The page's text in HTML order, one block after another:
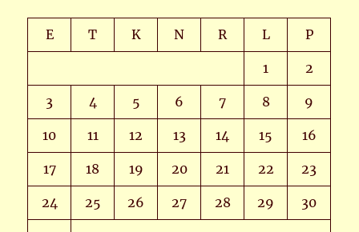
E T K N R L P
1 2
3 4 5 6 7 8 9
10 11 12 13 14 15 16
17 18 19 20 21 22 23
24 25 26 27 28 29 30